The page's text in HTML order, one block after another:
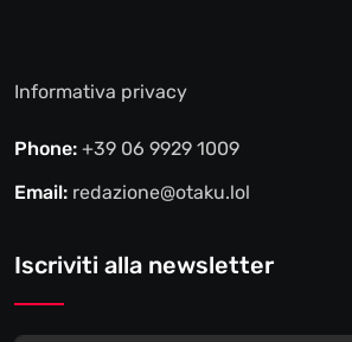
Informativa privacy
Phone: +39 06 9929 1009
Email: redazione@otaku.lol
Iscriviti alla newsletter